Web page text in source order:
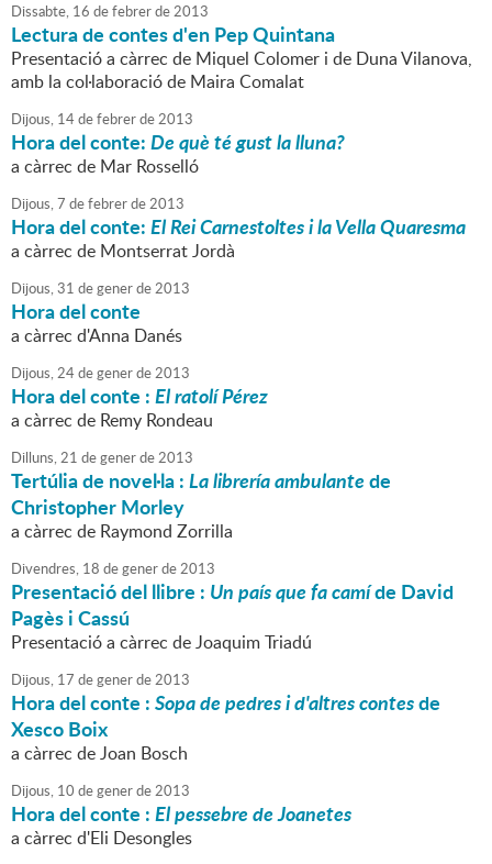
Dissabte, 16 defebrerde2013
Lectura de contes d'en Pep Quintana
Presentació a càrrec de Miquel Colomer i de Duna Vilanova,
amb la col·laboració de Maira Comalat
Dijous, 14defebrerde2013
Hora del conte:De què té gust la lluna?
a càrrec de Mar Rosselló
Dijous,7 defebrerde2013
Hora del conte:El Rei Carnestoltes i la Vella Quaresma
a càrrec de Montserrat Jordà
Dijous,31 degenerde2013
Hora del conte
a càrrec d'Anna Danés
Dijous,24degenerde2013
Hora del conte :El ratolí Pérez
a càrrec de Remy Rondeau
Dilluns,21 degenerde2013
Tertúlia de novel·la :La librería ambulantede
Christopher Morley
a càrrec de Raymond Zorrilla
Divendres, 18 degenerde2013
Presentació del llibre : Un país que fa camíde David
Pagès i Cassú
Presentació a càrrec de Joaquim Triadú
Dijous, 17 degenerde2013
Hora del conte :Sopa de pedres i d'altres contesde
Xesco Boix
a càrrec de Joan Bosch
Dijous, 10 degenerde2013
Hora del conte :El pessebre de Joanetes
a càrrec d'Eli Desongles